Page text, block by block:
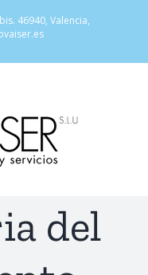
46940, Valencia,
del